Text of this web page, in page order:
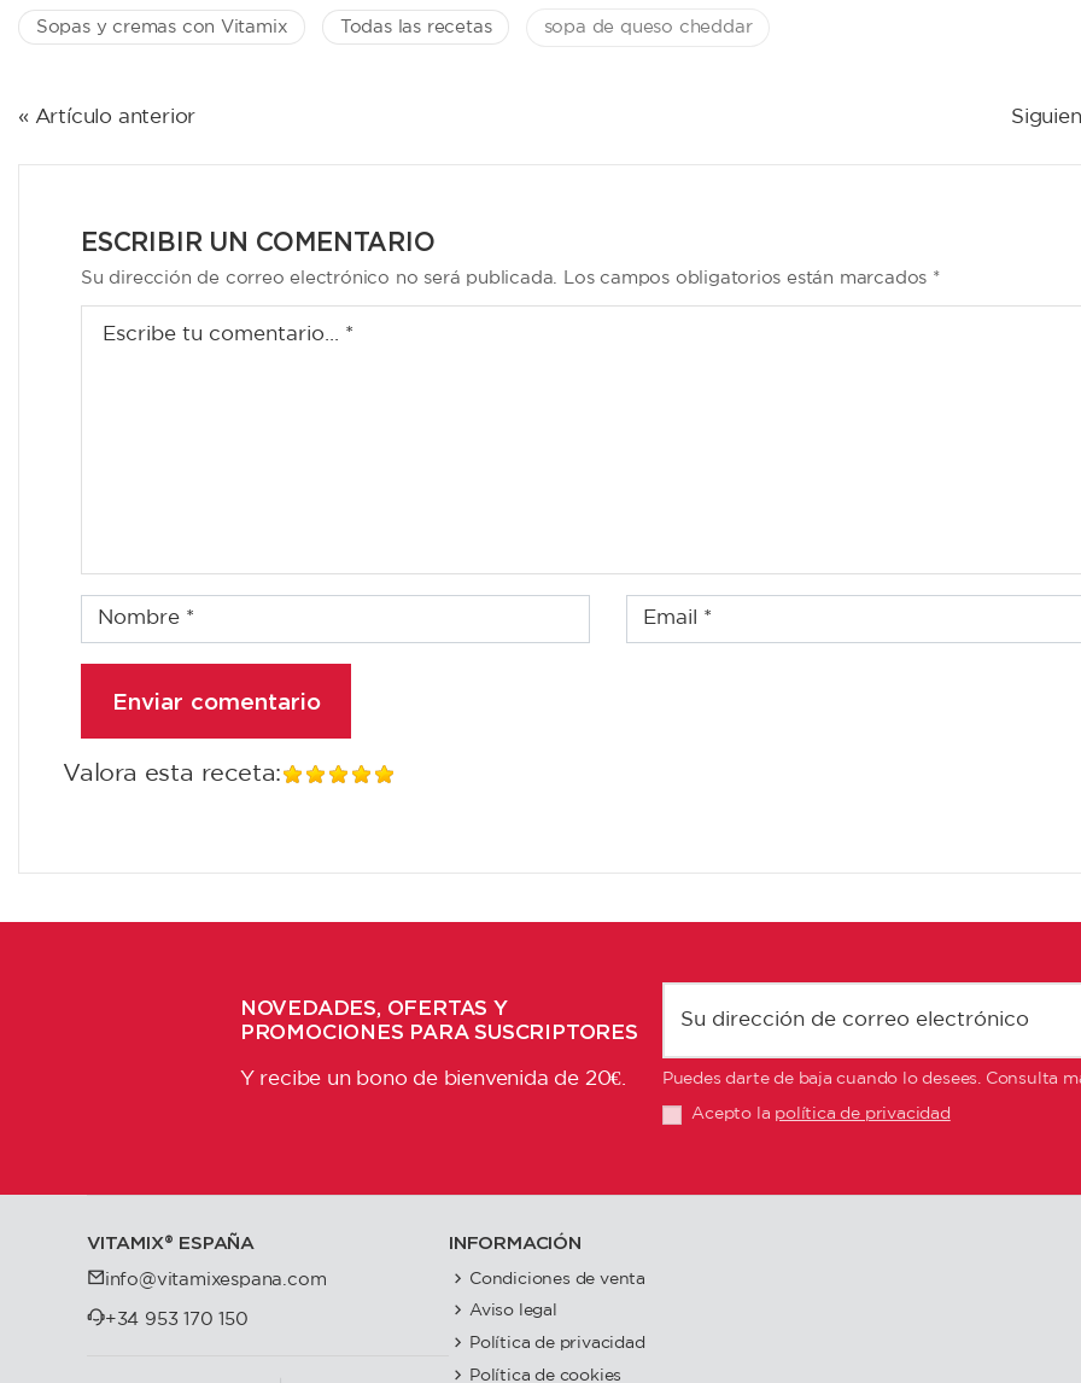
Sopas y cremas con Vitamix Todas las recetas sopa de queso cheddar
NAVEGACIÓN
« Artículo anterior
ESCRIBIR UN COMENTARIO
Su dirección de correo electrónico no será publicada. Los campos obligatorios están marcados *
Valora esta receta:
NOVEDADES, OFERTAS Y
PROMOCIONES PARA SUSCRIPTORES
Y recibe un bono de bienvenida de 20€. Puedes darte de baja cuando lo desees. Consulta
Acepto la política de privacidad
VITAMIX®️ ESPAÑA
info@vitamixespana.com
+34 953 170 150
INFORMACIÓN
Condiciones de venta
Aviso legal
Política de privacidad
Política de cookies